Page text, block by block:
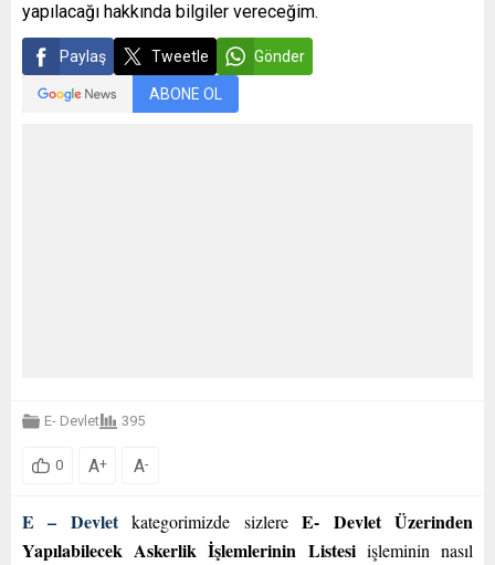
yapılacağı hakkında bilgiler vereceğim.
Paylaş Tweetle Gönder
ABONE OL
E- Devlet 395
0 A+ A-
E – Devletkategorimizde sizlereE- Devlet Üzerinden
Yapılabilecek Askerlik İşlemlerinin Listesi işleminin nasıl